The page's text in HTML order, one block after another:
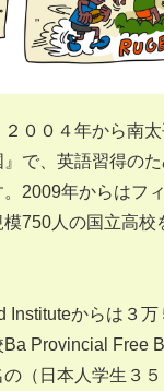
００４年から南
』で、英語習得の
2009年からはフ
750人の国立高校
Instituteからは３万
Provincial Free
（日本人学生３５